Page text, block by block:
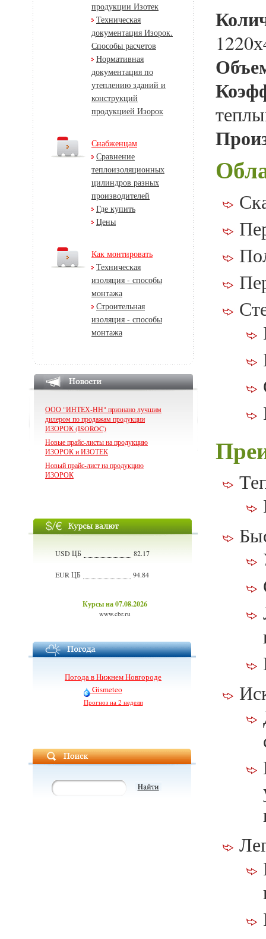
продукции Изотек
Техническая
документация Изорок.
Способы расчетов
Нормативная
документация по
утеплению зданий и
конструкций
продукцией Изорок
Снабженцам
Сравнение
теплоизоляционных
цилиндров разных
производителей
Где купить
Цены
Как монтировать
Техническая
изоляция - способы
монтажа
Строительная
изоляция - способы
монтажа
ООО "ИНТЕХ-НН" признано лучшим
дилером по продажам продукции
ИЗОРОК (ISOROC)
Новые прайс-листы на продукцию
ИЗОРОК и ИЗОТЕК
Новый прайс-лист на продукцию
ИЗОРОК
USD ЦБ 82.17
EUR ЦБ 94.84
Курсы на 07.08.2026
www.cbr.ru
Погода в Нижнем Новгороде
Gismeteo
Прогноз на 2 недели